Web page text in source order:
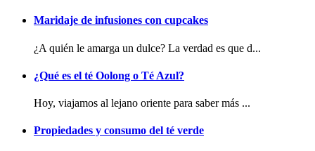
Maridaje de infusiones con cupcakes
¿A quién le amarga un dulce? La verdad es que d...
¿Qué es el té Oolong o Té Azul?
Hoy, viajamos al lejano oriente para saber más ...
Propiedades y consumo del té verde